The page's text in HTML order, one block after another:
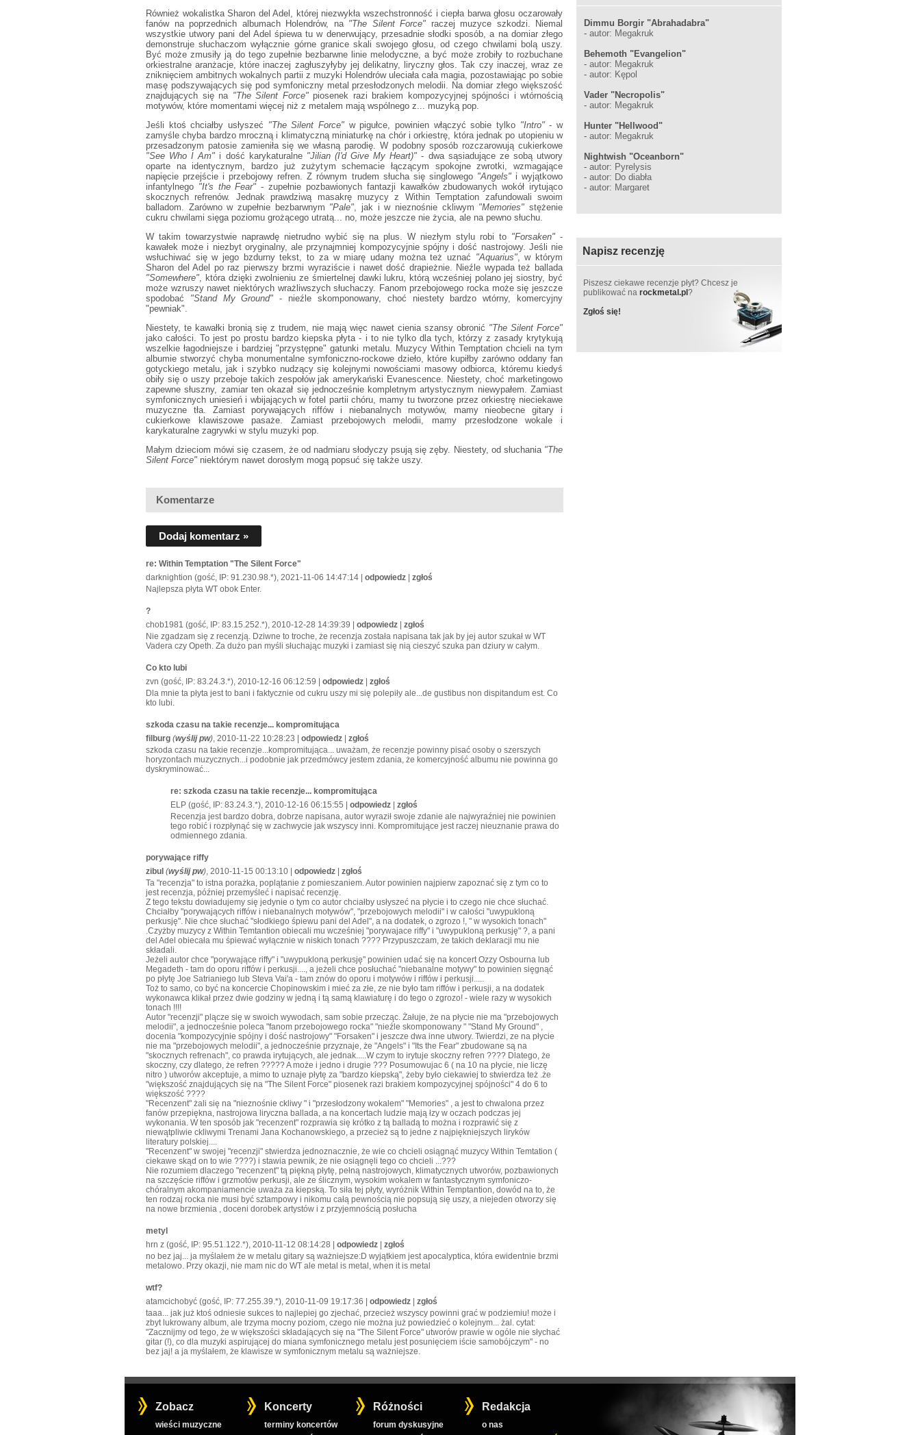
Również wokalistka Sharon del Adel, której niezwykła wszechstronność i ciepła barwa głosu oczarowały
fanów na poprzednich albumach Holendrów, na "The Silent Force" raczej muzyce szkodzi. Niemal
wszystkie utwory pani del Adel śpiewa tu w denerwujący, przesadnie słodki sposób, a na domiar złego
demonstruje słuchaczom wyłącznie górne granice skali swojego głosu, od czego chwilami bolą uszy.
Być może zmusiły ją do tego zupełnie bezbarwne linie melodyczne, a być może zrobiły to rozbuchane
orkiestralne aranżacje, które inaczej zagłuszyłyby jej delikatny, liryczny głos. Tak czy inaczej, wraz ze
zniknięciem ambitnych wokalnych partii z muzyki Holendrów uleciała cała magia, pozostawiając po sobie
masę podszywających się pod symfoniczny metal przesłodzonych melodii. Na domiar złego większość
znajdujących się na "The Silent Force"piosenek razi brakiem kompozycyjnej spójności i wtórnością
motywów, które momentami więcej niż z metalem mają wspólnego z... muzyką pop.
Jeśli ktoś chciałby usłyszeć "The Silent Force" w pigułce, powinien włączyć sobie tylko "Intro"- w
zamyśle chyba bardzo mroczną i klimatyczną miniaturkę na chór i orkiestrę, która jednak po utopieniu w
przesadzonym patosie zamieniła się we własną parodię. W podobny sposób rozczarowują cukierkowe
"See Who I Am" i dość karykaturalne "Jilian (I'd Give My Heart)" - dwa sąsiadujące ze sobą utwory
oparte na identycznym, bardzo już zużytym schemacie łączącym spokojne zwrotki, wzmagające
napięcie przejście i przebojowy refren. Z równym trudem słucha się singlowego "Angels"i wyjątkowo
infantylnego "It's the Fear" - zupełnie pozbawionych fantazji kawałków zbudowanych wokół irytująco
skocznych refrenów. Jednak prawdziwą masakrę muzycy z Within Temptation zafundowali swoim
balladom. Zarówno w zupełnie bezbarwnym "Pale" , jak i w nieznośnie ckliwym "Memories" stężenie
cukru chwilami sięga poziomu grożącego utratą... no, może jeszcze nie życia, ale na pewno słuchu.
W takim towarzystwie naprawdę nietrudno wybić się na plus. W niezłym stylu robi to "Forsaken" -
kawałek może i niezbyt oryginalny, ale przynajmniej kompozycyjnie spójny i dość nastrojowy. Jeśli nie
wsłuchiwać się w jego bzdurny tekst, to za w miarę udany można też uznać "Aquarius", w którym
Sharon del Adel po raz pierwszy brzmi wyraziście i nawet dość drapieżnie. Nieźle wypada też ballada
"Somewhere" , która dzięki zwolnieniu ze śmiertelnej dawki lukru, którą wcześniej polano jej siostry, być
może wzruszy nawet niektórych wrażliwszych słuchaczy. Fanom przebojowego rocka może się jeszcze
spodobać "Stand My Ground" - nieźle skomponowany, choć niestety bardzo wtórny, komercyjny
"pewniak".
Niestety, te kawałki bronią się z trudem, nie mają więc nawet cienia szansy obronić "The Silent Force"
jako całości. To jest po prostu bardzo kiepska płyta - i to nie tylko dla tych, którzy z zasady krytykują
wszelkie łagodniejsze i bardziej "przystępne" gatunki metalu. Muzycy Within Temptation chcieli na tym
albumie stworzyć chyba monumentalne symfoniczno-rockowe dzieło, które kupiłby zarówno oddany fan
gotyckiego metalu, jak i szybko nudzący się kolejnymi nowościami masowy odbiorca, któremu kiedyś
obiły się o uszy przeboje takich zespołów jak amerykański Evanescence. Niestety, choć marketingowo
zapewne słuszny, zamiar ten okazał się jednocześnie kompletnym artystycznym niewypałem. Zamiast
symfonicznych uniesień i wbijających w fotel partii chóru, mamy tu tworzone przez orkiestrę nieciekawe
muzyczne tła. Zamiast porywających riffów i niebanalnych motywów, mamy nieobecne gitary i
cukierkowe klawiszowe pasaże. Zamiast przebojowych melodii, mamy przesłodzone wokale i
karykaturalne zagrywki w stylu muzyki pop.
Małym dzieciom mówi się czasem, że od nadmiaru słodyczy psują się zęby. Niestety, od słuchania "The
Silent Force" niektórym nawet dorosłym mogą popsuć się także uszy.
Komentarze
Dodaj komentarz »
re: Within Temptation "The Silent Force"
darknightion (gość, IP: 91.230.98.*), 2021-11-06 14:47:14 | odpowiedz | zgłoś
Najlepsza płyta WT obok Enter.
?
chob1981 (gość, IP: 83.15.252.*), 2010-12-28 14:39:39 | odpowiedz | zgłoś
Nie zgadzam się z recenzją. Dziwne to troche, że recenzja została napisana tak jak by jej autor szukał w WT
Vadera czy Opeth. Za dużo pan myśli słuchając muzyki i zamiast się nią cieszyć szuka pan dziury w całym.
Co kto lubi
zvn (gość, IP: 83.24.3.*), 2010-12-16 06:12:59 | odpowiedz | zgłoś
Dla mnie ta płyta jest to bani i faktycznie od cukru uszy mi się polepiły ale...de gustibus non dispitandum est. Co
kto lubi.
szkoda czasu na takie recenzje... kompromitująca
filburg (wyślij pw) , 2010-11-22 10:28:23 | odpowiedz | zgłoś
szkoda czasu na takie recenzje...kompromitująca... uważam, że recenzje powinny pisać osoby o szerszych
horyzontach muzycznych...i podobnie jak przedmówcy jestem zdania, że komercyjność albumu nie powinna go
dyskryminować...
re: szkoda czasu na takie recenzje... kompromitująca
ELP (gość, IP: 83.24.3.*), 2010-12-16 06:15:55 | odpowiedz | zgłoś
Recenzja jest bardzo dobra, dobrze napisana, autor wyraził swoje zdanie ale najwyraźniej nie powinien
tego robić i rozpłynąć się w zachwycie jak wszyscy inni. Kompromitujące jest raczej nieuznanie prawa do
odmiennego zdania.
porywające riffy
zibul (wyślij pw) , 2010-11-15 00:13:10 | odpowiedz | zgłoś
Ta "recenzja" to istna porażka, poplątanie z pomieszaniem. Autor powinien najpierw zapoznać się z tym co to
jest recenzja, później przemyśleć i napisać recenzję.
Z tego tekstu dowiadujemy się jedynie o tym co autor chciałby usłyszeć na płycie i to czego nie chce słuchać.
Chciałby "porywających riffów i niebanalnych motywów", "przebojowych melodii" i w całości "uwypukloną
perkusję". Nie chce słuchać "słodkiego śpiewu pani del Adel", a na dodatek, o zgrozo !, " w wysokich tonach"
.Czyżby muzycy z Within Temtantion obiecali mu wcześniej "porywajace riffy" i "uwypukloną perkusję" ?, a pani
del Adel obiecała mu śpiewać wyłącznie w niskich tonach ???? Przypuszczam, że takich deklaracji mu nie
składali.
Jeżeli autor chce "porywające riffy" i "uwypukloną perkusję" powinien udać się na koncert Ozzy Osbourna lub
Megadeth - tam do oporu riffów i perkusji...., a jeżeli chce posłuchać "niebanalne motywy" to powinien sięgnąć
po płytę Joe Satrianiego lub Steva Vai'a - tam znów do oporu i motywów i riffów i perkusji.....
Toż to samo, co być na koncercie Chopinowskim i mieć za złe, ze nie było tam riffów i perkusji, a na dodatek
wykonawca klikał przez dwie godziny w jedną i tą samą klawiaturę i do tego o zgrozo! - wiele razy w wysokich
tonach !!!!
Autor "recenzji" plącze się w swoich wywodach, sam sobie przecząc. Żałuje, że na płycie nie ma "przebojowych
melodii", a jednocześnie poleca "fanom przebojowego rocka" "nieźle skomponowany " "Stand My Ground" ,
docenia "kompozycyjnie spójny i dość nastrojowy" "Forsaken" i jeszcze dwa inne utwory. Twierdzi, ze na płycie
nie ma "przebojowych melodii", a jednocześnie przyznaje, że "Angels" i "Its the Fear" zbudowane są na
"skocznych refrenach", co prawda irytujących, ale jednak.....W czym to irytuje skoczny refren ???? Dlatego, że
skoczny, czy dlatego, że refren ????? A może i jedno i drugie ??? Posumowujac 6 ( na 10 na płycie, nie liczę
nitro ) utworów akceptuje, a mimo to uznaje płytę za "bardzo kiepską", żeby było ciekawiej to stwierdza też .że
"większość znajdujących się na "The Silent Force" piosenek razi brakiem kompozycyjnej spójności" 4 do 6 to
większość ????
"Recenzent" żali się na "nieznośnie ckliwy " i "przesłodzony wokalem" "Memories" , a jest to chwalona przez
fanów przepiękna, nastrojowa liryczna ballada, a na koncertach ludzie mają łzy w oczach podczas jej
wykonania. W ten sposób jak "recenzent" rozprawia się krótko z tą balladą to można i rozprawić się z
niewątpliwie ckliwymi Trenami Jana Kochanowskiego, a przecież są to jedne z najpiękniejszych liryków
literatury polskiej....
"Recenzent" w swojej "recenzji" stwierdza jednoznacznie, że wie co chcieli osiągnąć muzycy Within Temtation (
ciekawe skąd on to wie ????) i stawia pewnik, że nie osiągnęli tego co chcieli ...???
Nie rozumiem dlaczego "recenzent" tą piękną płytę, pełną nastrojowych, klimatycznych utworów, pozbawionych
na szczęście riffów i grzmotów perkusji, ale ze ślicznym, wysokim wokalem w fantastycznym symfoniczo-
chóralnym akompaniamencie uważa za kiepską. To siła tej płyty, wyróżnik Within Temptantion, dowód na to, że
ten rodzaj rocka nie musi być sztampowy i nikomu całą pewnością nie popsują się uszy, a niejeden otworzy się
na nowe brzmienia , doceni dorobek artystów i z przyjemnością posłucha
metyl
hrn z (gość, IP: 95.51.122.*), 2010-11-12 08:14:28 | odpowiedz | zgłoś
no bez jaj... ja myślałem że w metalu gitary są ważniejsze:D wyjątkiem jest apocalyptica, która ewidentnie brzmi
metalowo. Przy okazji, nie mam nic do WT ale metal is metal, when it is metal
wtf?
atamcichobyć (gość, IP: 77.255.39.*), 2010-11-09 19:17:36 | odpowiedz | zgłoś
taaa... jak już ktoś odniesie sukces to najlepiej go zjechać, przecież wszyscy powinni grać w podziemiu! może i
zbyt lukrowany album, ale trzyma mocny poziom, czego nie można już powiedzieć o kolejnym... żal. cytat:
"Zacznijmy od tego, że w większości składających się na "The Silent Force" utworów prawie w ogóle nie słychać
gitar (!), co dla muzyki aspirującej do miana symfonicznego metalu jest posunięciem iście samobójczym" - no
bez jaj! a ja myślałem, że klawisze w symfonicznym metalu są ważniejsze.
Dimmu Borgir "Abrahadabra"
- autor: Megakruk
Behemoth "Evangelion"
- autor: Megakruk
- autor: Kępol
Vader "Necropolis"
- autor: Megakruk
Hunter "Hellwood"
- autor: Megakruk
Nightwish "Oceanborn"
- autor: Pyrelysis
- autor: Do diabła
- autor: Margaret
Napisz recenzję
Piszesz ciekawe recenzje płyt? Chcesz je
publikować na rockmetal.pl ?
Zgłoś się!
Zobacz
wieści muzyczne
Koncerty
terminy koncertów
Różności
forum dyskusyjne
Redakcja
o nas